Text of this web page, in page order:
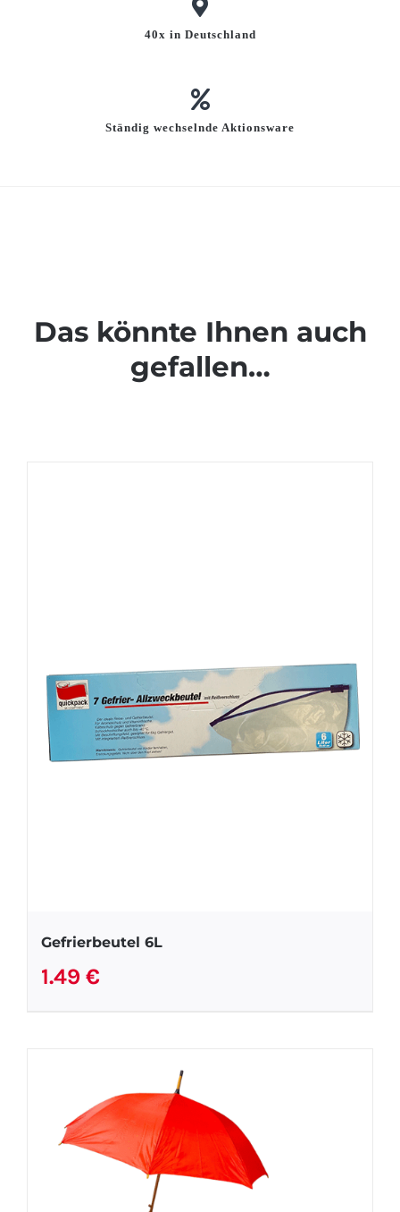
40x in Deutschland
Ständig wechselnde Aktionsware
Das könnte Ihnen auch
gefallen…
Gefrierbeutel 6L
1.49 €